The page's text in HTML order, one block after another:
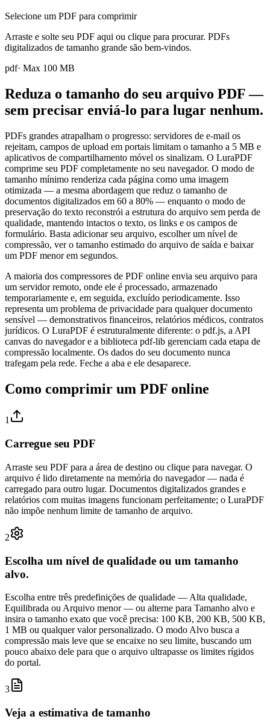
Selecione um PDF para comprimir
Arraste e solte seu PDF aqui ou clique para procurar. PDFs
digitalizados de tamanho grande são bem-vindos.
pdf· Max 100 MB
Reduza o tamanho do seu arquivo PDF —
sem precisar enviá-lo para lugar nenhum.
PDFs grandes atrapalham o progresso: servidores de e-mail os
rejeitam, campos de upload em portais limitam o tamanho a 5 MB e
aplicativos de compartilhamento móvel os sinalizam. O LuraPDF
comprime seu PDF completamente no seu navegador. O modo de
tamanho mínimo renderiza cada página como uma imagem
otimizada — a mesma abordagem que reduz o tamanho de
documentos digitalizados em 60 a 80% — enquanto o modo de
preservação do texto reconstrói a estrutura do arquivo sem perda de
qualidade, mantendo intactos o texto, os links e os campos de
formulário. Basta adicionar seu arquivo, escolher um nível de
compressão, ver o tamanho estimado do arquivo de saída e baixar
um PDF menor em segundos.
A maioria dos compressores de PDF online envia seu arquivo para
um servidor remoto, onde ele é processado, armazenado
temporariamente e, em seguida, excluído periodicamente. Isso
representa um problema de privacidade para qualquer documento
sensível — demonstrativos financeiros, relatórios médicos, contratos
jurídicos. O LuraPDF é estruturalmente diferente: o pdf.js, a API
canvas do navegador e a biblioteca pdf-lib gerenciam cada etapa de
compressão localmente. Os dados do seu documento nunca
trafegam pela rede. Feche a aba e ele desaparece.
Como comprimir um PDF online
1
Carregue seu PDF
Arraste seu PDF para a área de destino ou clique para navegar. O
arquivo é lido diretamente na memória do navegador — nada é
carregado para outro lugar. Documentos digitalizados grandes e
relatórios com muitas imagens funcionam perfeitamente; o LuraPDF
não impõe nenhum limite de tamanho de arquivo.
2
Escolha um nível de qualidade ou um tamanho
alvo.
Escolha entre três predefinições de qualidade — Alta qualidade,
Equilibrada ou Arquivo menor — ou alterne para Tamanho alvo e
insira o tamanho exato que você precisa: 100 KB, 200 KB, 500 KB,
1 MB ou qualquer valor personalizado. O modo Alvo busca a
compressão mais leve que se encaixe no seu limite, buscando um
pouco abaixo dele para que o arquivo ultrapasse os limites rígidos
do portal.
3
Veja a estimativa de tamanho